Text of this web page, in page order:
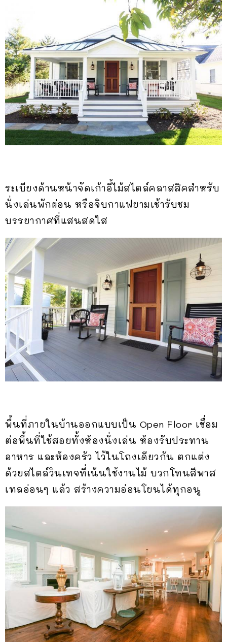
ระเบียงด้านหน้าจัดเก้าอี้ไม้สไตล์คลาสสิคสำหรับ
นั่งเล่นพักผ่อน หรือจิบกาแฟยามเช้ารับชม
บรรยากาศที่แสนสดใส
พื้นที่ภายในบ้านออกแบบเป็น Open Floor เชื่อม
ต่อพื้นที่ใช้สอยทั้งห้องนั่งเล่น ห้องรับประทาน
อาหาร และห้องครัว ไว้ในโถงเดียวกัน ตกแต่ง
ด้วยสไตล์วินเทจที่เน้นใช้งานไม้ บวกโทนสีพาส
เทลอ่อนๆ แล้ว สร้างความอ่อนโยนได้ทุกอนู